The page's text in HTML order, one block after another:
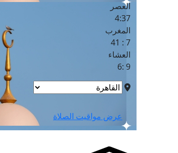
العصر
4:37
المغرب
7 : 41
العشاء
9 :6
عرض مواقيت الصلاة